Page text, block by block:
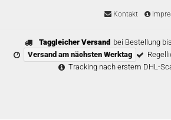
Kontakt
Taggleicher Versand bei Bestellung bis
Versand am nächsten Werktag
Tracking nach erstem DHL-